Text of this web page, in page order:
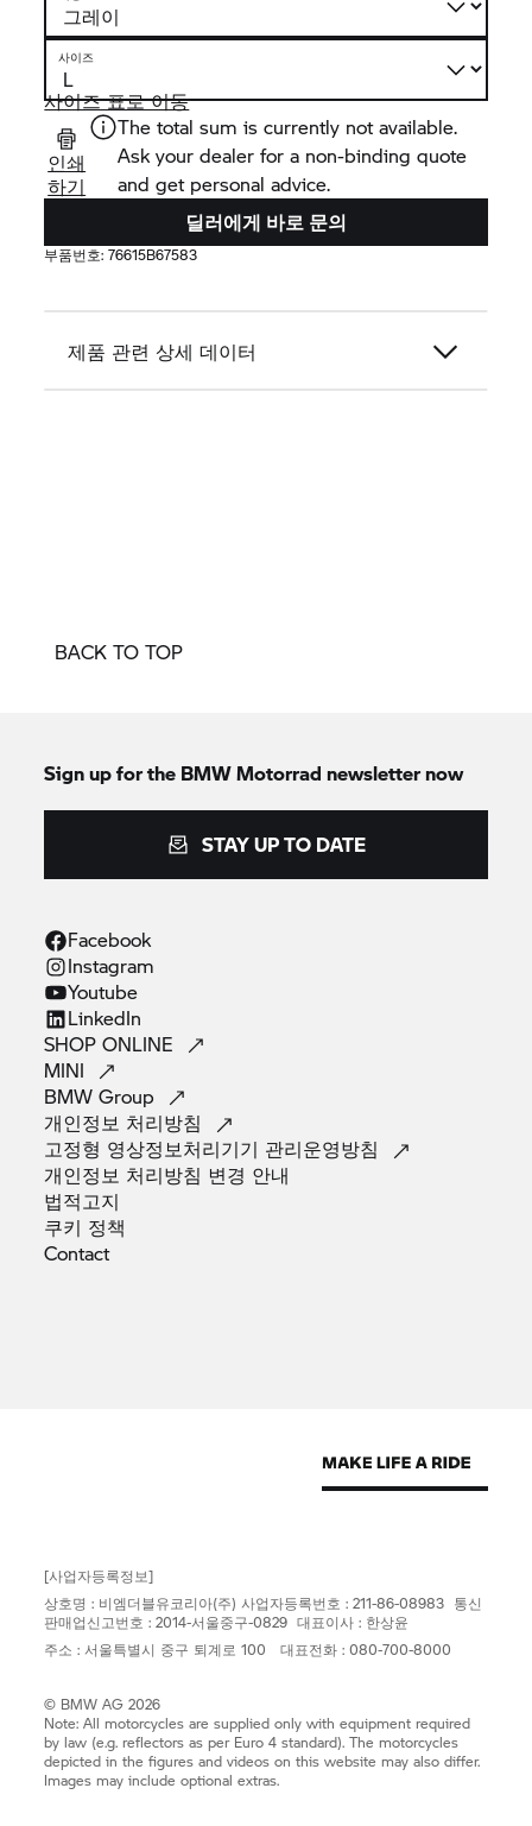
사이즈
사이즈 표로 이동
인쇄
하기
The total sum is currently not available.
Ask your dealer for a non-binding quote
and get personal advice.
딜러에게 바로 문의
부품번호:76615B67583
제품 관련 상세 데이터
BACK TO TOP
Sign up for the BMW Motorrad newsletter now
STAY UP TO DATE
Facebook
Instagram
Youtube
LinkedIn
SHOPONLINE
MINI
BMWGroup
개인정보 처리방침
고정형 영상정보처리기기 관리운영방침
개인정보 처리방침 변경 안내
법적고지
쿠키 정책
Contact
[사업자등록정보]
상호명 : 비엠더블유코리아(주) 사업자등록번호 : 211-86-08983 통신
판매업신고번호 : 2014-서울중구-0829 대표이사 : 한상윤
주소 : 서울특별시 중구 퇴계로 100 대표전화 : 080-700-8000
© BMW AG 2026
Note: All motorcycles are supplied only with equipment required
by law (e.g. reflectors as per Euro 4 standard). The motorcycles
depicted in the figures and videos on this website may also differ.
Images may include optional extras.